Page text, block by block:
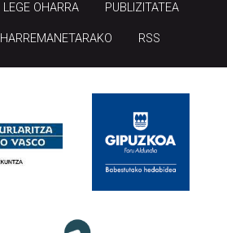
LEGE OHARRA PUBLIZITATEA
HARREMANETARAKO RSS